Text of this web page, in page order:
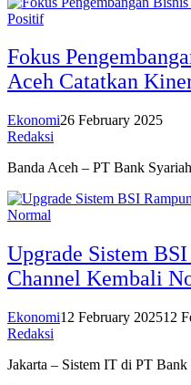
Fokus
Aceh Catatkan
Ekonomi26 February 2025
Redaksi
Banda Aceh – PT Bank
Upgrade Sistem
Channel Kembali
Ekonomi12 February 202512
Redaksi
Jakarta – Sistem IT di PT